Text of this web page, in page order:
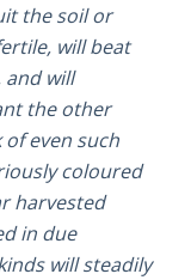
the soil or
will beat
and will
the other
of even such
coloured
harvested
in due
will steadily